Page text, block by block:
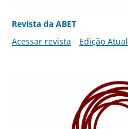
Revista da ABET
Acessar revista
Edição Atual